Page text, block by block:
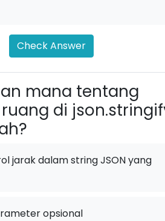
Check Answer
mana tentang
di
jarak dalam string JSON yang
opsional